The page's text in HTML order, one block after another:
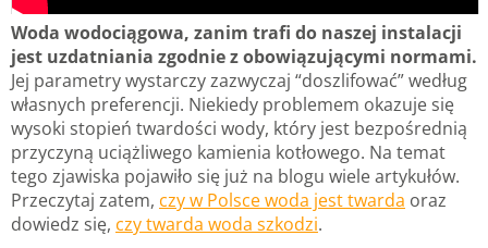
Woda wodociągowa, zanim trafi do naszej instalacji
jest uzdatniania zgodnie z obowiązującymi normami.
Jej parametry wystarczy zazwyczaj “doszlifować” według
własnych preferencji. Niekiedy problemem okazuje się
wysoki stopień twardości wody, który jest bezpośrednią
przyczyną uciążliwego kamienia kotłowego. Na temat
tego zjawiska pojawiło się już na blogu wiele artykułów.
Przeczytaj zatem, czy w Polsce woda jest twarda oraz
dowiedz się, czy twarda woda szkodzi.